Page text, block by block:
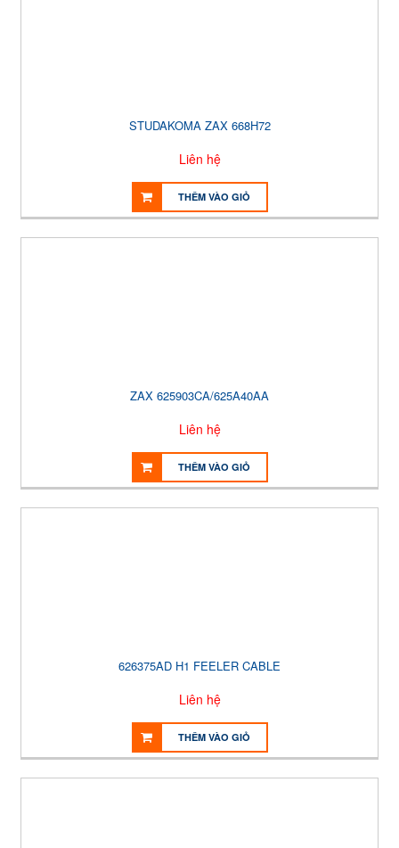
STUDAKOMA ZAX 668H72
Liên hệ
THÊM VÀO GIỎ
ZAX 625903CA/625A40AA
Liên hệ
THÊM VÀO GIỎ
626375AD H1 FEELER CABLE
Liên hệ
THÊM VÀO GIỎ